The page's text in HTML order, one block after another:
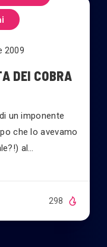
2009
DEI COBRA
un imponente
che lo avevamo
al…
298